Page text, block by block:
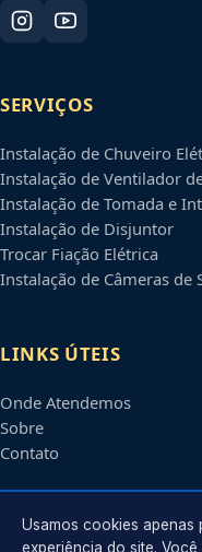
SERVIÇOS
Instalação de Chuveiro
Instalação de Ventilador
Instalação de Tomada e
Instalação de Disjuntor
Trocar Fiação Elétrica
Instalação de Câmeras de
LINKS ÚTEIS
Onde Atendemos
Sobre
Contato
CONTATO
Usamos cookies apenas
experiência do site.